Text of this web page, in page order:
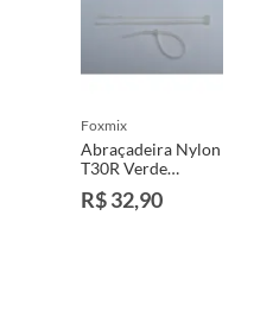
foxmix
Abraçadeira Nylon
T30R Verde
3,5X150mm
Embalagem Com
R$ 32,90